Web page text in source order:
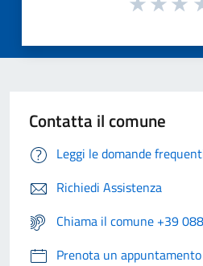
Contatta il comune
Leggi le domande
Richiedi Assistenza
Chiama il comune +39
Prenota un appuntamento